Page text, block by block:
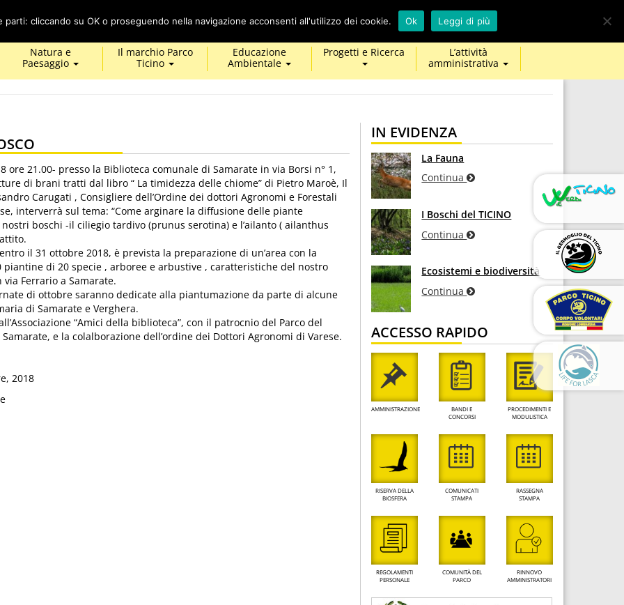
Cerca
map-
marker
calendar
Natura e
Paesaggio
Il marchio Parco
Ticino
Educazione
Ambientale
Progetti e Ricerca
L’attività
amministrativa
ore 21.00- presso la Biblioteca comunale di Samarate in via Borsi n° 1,
di brani tratti dal libro “ La timidezza delle chiome” di Pietro Maroè, Il
Carugati , Consigliere dell’Ordine dei dottori Agronomi e Forestali
interverrà sul tema: “Come arginare la diffusione delle piante
boschi -il ciliegio tardivo (prunus serotina) e l’ailanto ( ailanthus
il 31 ottobre 2018, è prevista la preparazione di un’area con la
piantine di 20 specie , arboree e arbustive , caratteristiche del nostro
Ferrario a Samarate.
di ottobre saranno dedicate alla piantumazione da parte di alcune
di Samarate e Verghera.
“Amici della biblioteca”, con il patrocnio del Parco del
e la colalborazione dell’ordine dei Dottori Agronomi di Varese.
2018
IN EVIDENZA
La Fauna
Continua
I Boschi del TICINO
Continua
Ecosistemi e biodiversità
Continua
ACCESSO RAPIDO
AMMINISTRAZIONE
BANDI E
CONCORSI
PROCEDIMENTI E
MODULISTICA
RISERVA DELLA
BIOSFERA
COMUNICATI
STAMPA
RASSEGNA
STAMPA
REGOLAMENTI
PERSONALE
COMUNITÀ DEL
PARCO
RINNOVO
AMMINISTRATORI
cliccando su OK o proseguendo nella navigazione acconsenti all'utilizzo dei cookie. Ok Leggi di più